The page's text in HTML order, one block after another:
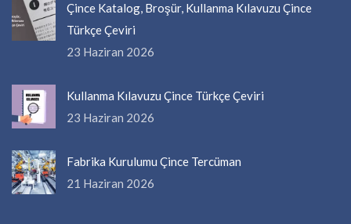
Çince Katalog, Broşür, Kullanma Kılavuzu Çince
Türkçe Çeviri
23 Haziran 2026
Kullanma Kılavuzu Çince Türkçe Çeviri
23 Haziran 2026
Fabrika Kurulumu Çince Tercüman
21 Haziran 2026